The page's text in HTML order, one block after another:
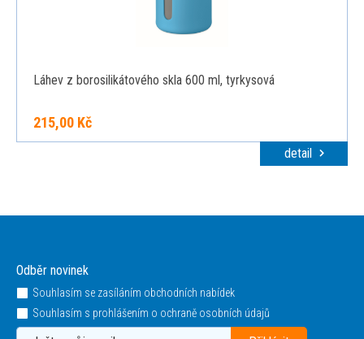
Láhev z borosilikátového skla 600 ml, tyrkysová
215,00 Kč
detail
Odběr novinek
Souhlasím se zasíláním obchodních nabídek
Souhlasím s prohlášením o ochraně osobních údajů